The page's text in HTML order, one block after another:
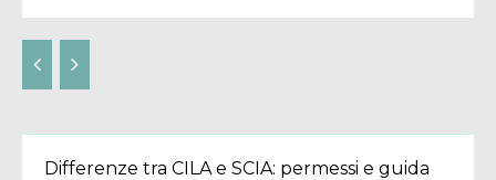
Differenze tra CILA e SCIA: permessi e guida